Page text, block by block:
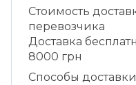
Стоимость
перевозчика
Доставка
8000 грн
Способы